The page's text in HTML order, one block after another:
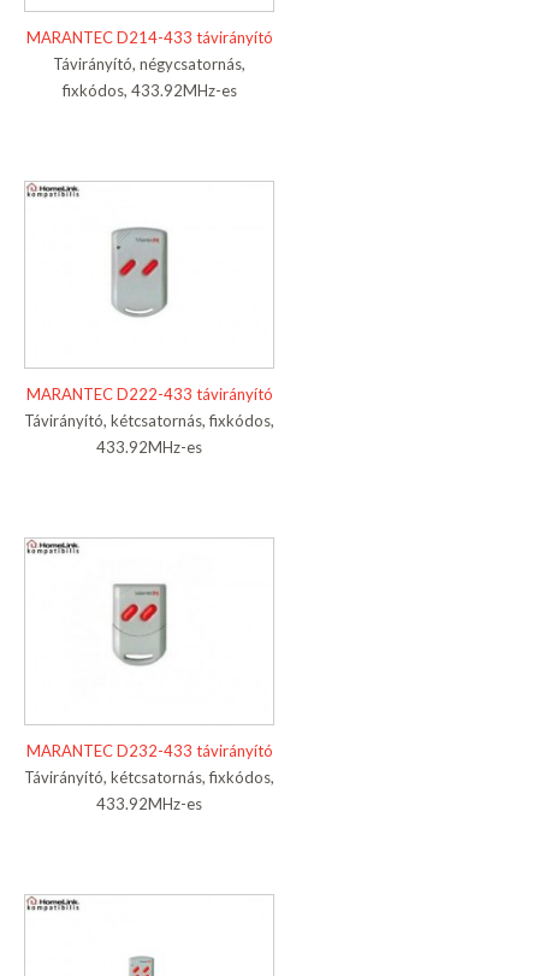
MARANTEC D214-433 távirányító
Távirányító, négycsatornás,
fixkódos, 433.92MHz-es
MARANTEC D222-433 távirányító
Távirányító, kétcsatornás, fixkódos,
433.92MHz-es
MARANTEC D232-433 távirányító
Távirányító, kétcsatornás, fixkódos,
433.92MHz-es